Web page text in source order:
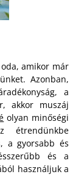
amikor már
Azonban,
a
akkor muszáj
olyan minőségi
étrendünkbe
a gyorsabb és
és a
használjuk a